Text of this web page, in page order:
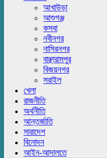
আখাউড়া
আশুগঞ্জ
কসবা
নবীনগর
নাসিরনগর
বাঞ্ছারামপুর
বিজয়নগর
সরাইল
খেলা
রাজনীতি
অর্থনীতি
আন্তর্জাতি
সারাদেশ
বিনোদন
আইন-আদালতে